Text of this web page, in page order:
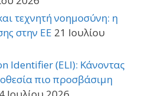
τεχνητή νοημοσύνη: η
στην ΕΕ 21 Ιουλίου
Identifier (ELI): Κάνοντας
πιο προσβάσιμη